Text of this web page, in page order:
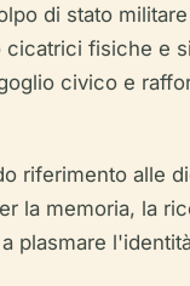
di stato
fisiche e
civico e
riferimento alle
la memoria, la
plasmare